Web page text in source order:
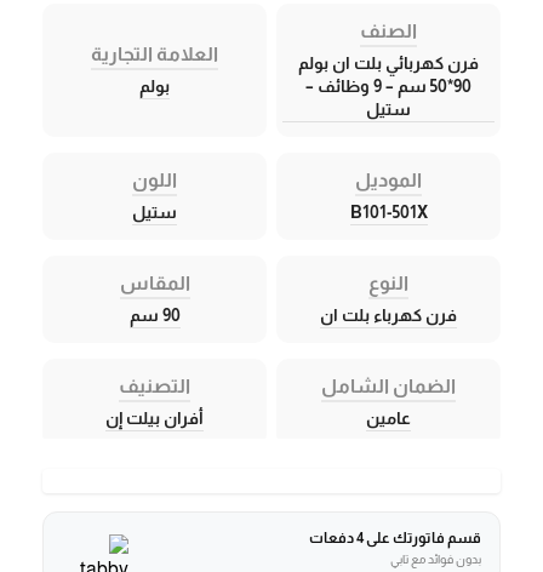
الصنف
فرن كهربائي بلت ان بولم
90*50 سم – 9 وظائف –
ستيل
العلامة التجارية
بولم
الموديل
B101-501X
اللون
ستيل
النوع
فرن كهرباء بلت ان
المقاس
90 سم
الضمان الشامل
عامين
التصنيف
أفران بيلت إن
قسم فاتورتك على 4 دفعات
بدون فوائد مع تابي